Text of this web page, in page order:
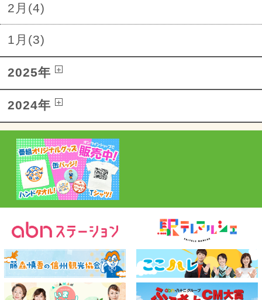
2月(4)
1月(3)
2025年
2024年